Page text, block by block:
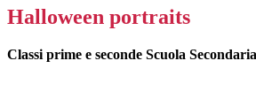
Halloween portraits
Classi prime e seconde Scuola Secondaria